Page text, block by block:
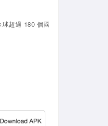
超過 180 個國